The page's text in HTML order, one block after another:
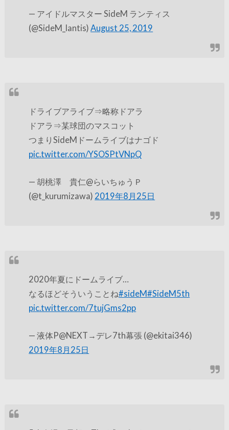
— アイドルマスター SideM ランティス
(@SideM_lantis)August 25, 2019
ドライブアライブ⇒略称ドアラ
ドアラ⇒某球団のマスコット
つまりSideMドームライブはナゴド
pic.twitter.com/YSOSPtVNpQ
— 胡桃澤 貴仁@らいちゅうＰ
(@t_kurumizawa) 2019年8月25日
2020年夏にドームライブ…
なるほどそういうことね#sideM#SideM5th
pic.twitter.com/7tujGms2pp
— 液体P@NEXT→デレ7th幕張 (@ekitai346)
2019年8月25日